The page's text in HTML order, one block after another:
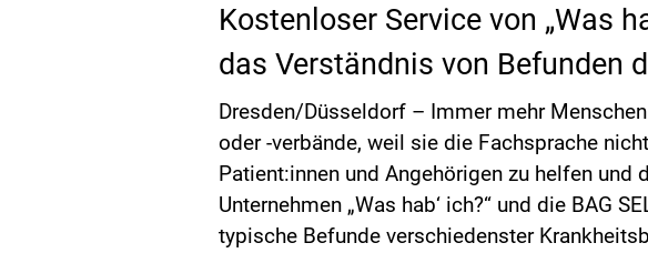
Kostenloser Service von „Was
das Verständnis von Befunden
Dresden/Düsseldorf – Immer mehr
oder -verbände, weil sie die Fachsprache
Patient:innen und Angehörigen zu helfen
Unternehmen „Was hab‘ ich?“ und die BAG
typische Befunde verschiedenster